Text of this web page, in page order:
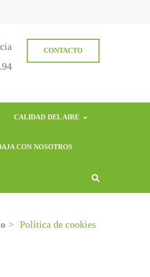
CONTACTO
CALIDAD DEL AIRE
CON NOSOTROS
> Política de cookies